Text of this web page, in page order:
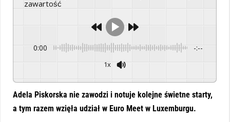
zawartość
0:00 -:--
1x
Adela Piskorska nie zawodzi i notuje kolejne świetne starty,
a tym razem wzięła udział w Euro Meet w Luxemburgu.